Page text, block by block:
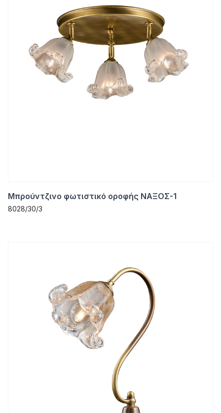
Μπρούντζινο φωτιστικό οροφής ΝΑΞΟΣ-1
8028/30/3